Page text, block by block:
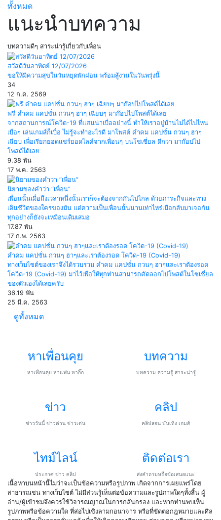
ทั้งหมด
แนะนำบทความ
บทความดีๆ สาระน่ารู้เกี่ยวกับเพื่อน
สวัสดีวันอาทิตย์ 12/07/2026
ขอให้มีความสุขในวันหยุดพักผ่อน พร้อมสู้งานในวันพรุ่งนี้
34
12 ก.ค. 2569
ฟรี คำคม แคปชั่น กวนๆ ฮาๆ เฉียบๆ มาก๊อปไปโพสต์ได้เลย
จากสถานการณ์โควิด-19 ที่แสนน่าเบื่ออย่างนี้ ทำให้เราอยู่บ้านไม่ได้ไปไหน
เบื่อๆ เล่นเกมส์ก็เบื่อ ไม่รู้จะทำอะไรดี มาโพสต์ คำคม แคปชั่น กวนๆ ฮาๆ
เฉียบ เพื่อเรียกยอดแชร์ยอดไลค์จากเพื่อนๆ บนโชเซี่ยล ดีกว่า มาก๊อปไป
โพสต์ได้เลย
9.38 พัน
17 พ.ค. 2563
นิยามของคำว่า “เพื่อน”
เพื่อนนั้นเมื่อถึงเวลาหนึ่งนั้นเราก็จะต้องจากกันไปไกล ด้วยภาระกิจและทาง
เดินชีวิตของใครของมัน แต่ความเป็นเพื่อนนั้นนานเท่าไหร่เมื่อกลับมาเจอกัน
ทุกอย่างก็ยังจะเหมือนเดิมเสมอ
17.87 พัน
17 ก.พ. 2563
คำคม แคปชั่น กวนๆ ฮาๆและเราต้องรอด โควิด-19 (Covid-19)
ทางเว็บไซต์ของเราจึงได้รวบรวม คำคม แคปชั่น กวนๆ ฮาๆและเราต้องรอด
โควิด-19 (Covid-19) มาไว้เพื่อให้ทุกท่านสามารถคัดลอกไปโพสต์ในโซเชี่ยล
ของตัวเองได้เลยครับ
36.19 พัน
25 มี.ค. 2563
ดูทั้งหมด
หาเพื่อนคุย
หาเพื่อนคุย หาแฟน หากิ๊ก
บทความ
บทความ ความรู้ สาระน่ารู้
ข่าว
ข่าววันนี้ ข่าวด่วน ข่าวเด่น
คลิป
คลิปสอน บันเทิง เกมส์
ไทม์ไลน์
ประกาศ ข่าว คลิป
ติดต่อเรา
ส่งคำถามหรือข้อเสนอแนะ
เนื้อหาบนหน้านี้ไม่ว่าจะเป็นข้อความหรือรูปภาพ เกิดจากการเผยแพร่โดย
สาธารณชน ทางเว็บไซต์ ไม่มีส่วนรู้เห็นต่อข้อความและรูปภาพใดๆทั้งสิ้น ผู้
อ่าน/ผู้เข้าชมจึงควรใช้วิจารณญาณในการกลั่นกรอง และหากท่านพบเห็น
รูปภาพหรือข้อความใด ที่ส่อไปเชิงลามกอนาจาร หรือที่ขัดต่อกฎหมายและศีล